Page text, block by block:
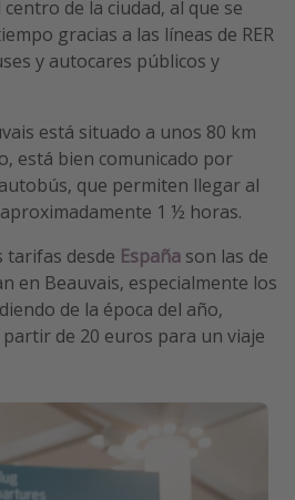
de la ciudad, al que se
gracias a las líneas de RER
y autocares públicos y
está situado a unos 80 km
está bien comunicado por
que permiten llegar al
1 ½ horas.
tarifas desde España son las de
en Beauvais, especialmente los
de la época del año,
de 20 euros para un viaje